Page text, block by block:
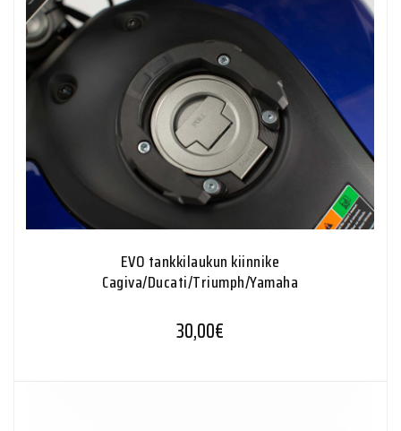
EVO tankkilaukun kiinnike
Cagiva/Ducati/Triumph/Yamaha
30,00€